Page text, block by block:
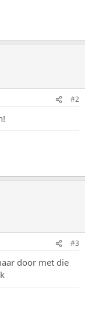
#2
#3
door met die